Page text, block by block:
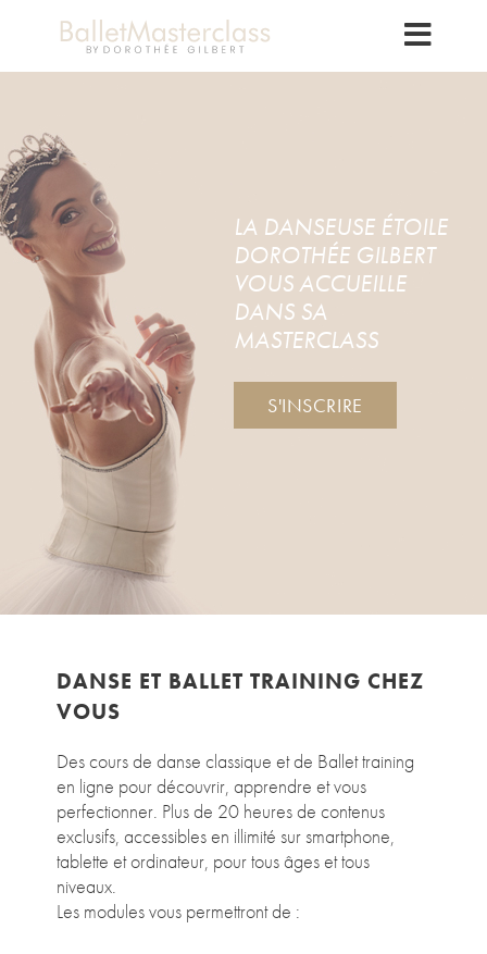
LA DANSEUSE ÉTOILE
DOROTHÉE GILBERT
VOUS ACCUEILLE
DANS SA
MASTERCLASS
S'INSCRIRE
DANSE ET BALLET TRAINING CHEZ
VOUS
Des cours de danse classique et de Ballet training
en ligne pour découvrir, apprendre et vous
perfectionner. Plus de 20 heures de contenus
exclusifs, accessibles en illimité sur smartphone,
tablette et ordinateur, pour tous âges et tous
niveaux.
Les modules vous permettront de :